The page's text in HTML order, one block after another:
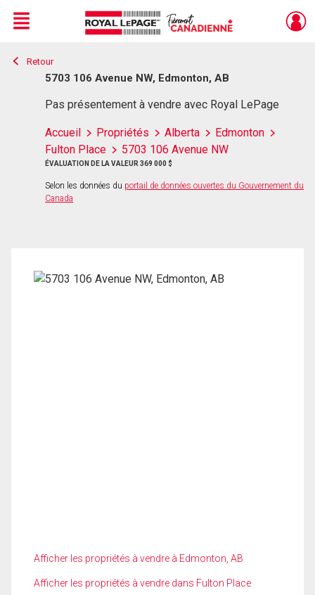
Live
En Direct
Menu
Retour
5703 106 Avenue NW, Edmonton, AB
Pas présentement à vendre avec Royal LePage
Accueil Propriétés Alberta
Edmonton
Fulton Place
5703 106 Avenue NW
ÉVALUATION DE LA VALEUR 369 000 $
Selon les données du portail de données ouvertes du Gouvernement du
Canada
Afficher les propriétés à vendre à Edmonton, AB
Afficher les propriétés à vendre dans Fulton Place